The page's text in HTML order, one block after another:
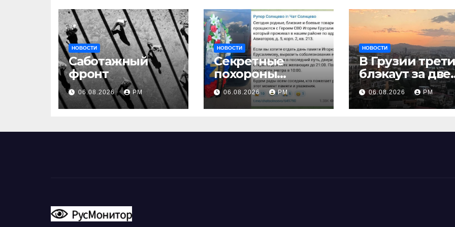
НОВОСТИ
Саботажный
фронт
06.08.2026 РМ
НОВОСТИ
Секретные
похороны
заставляют
иначе взглянуть
на взрыв
06.08.2026 РМ
НОВОСТИ
В Грузии
блэкаут за две
недели
06.08.2026 РМ